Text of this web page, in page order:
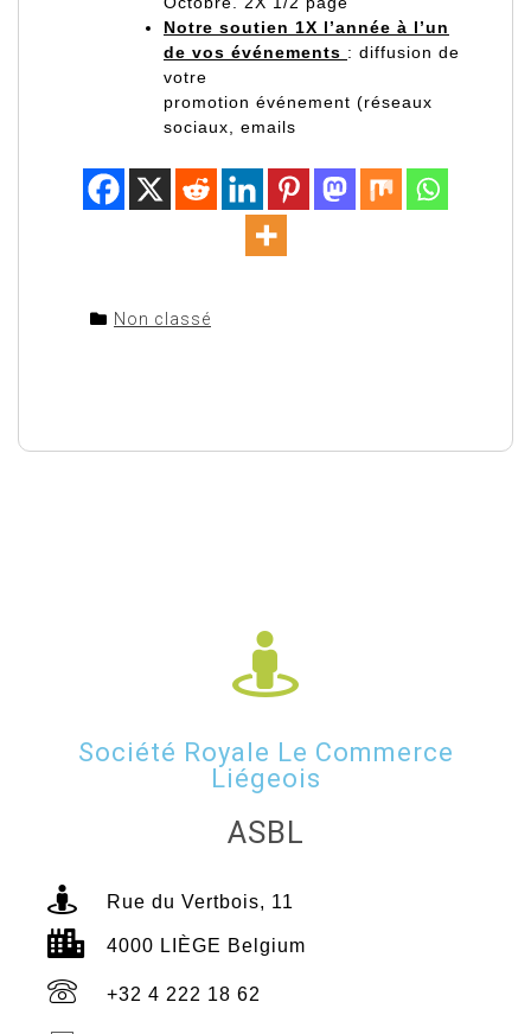
Notre soutien 1X l’année à l’un
de vos événements : diffusion de
votre
promotion événement (réseaux
sociaux, emails
Non classé
Société Royale Le Commerce
Liégeois
ASBL
Rue du Vertbois, 11
4000 LIÈGE Belgium
+32 4 222 18 62